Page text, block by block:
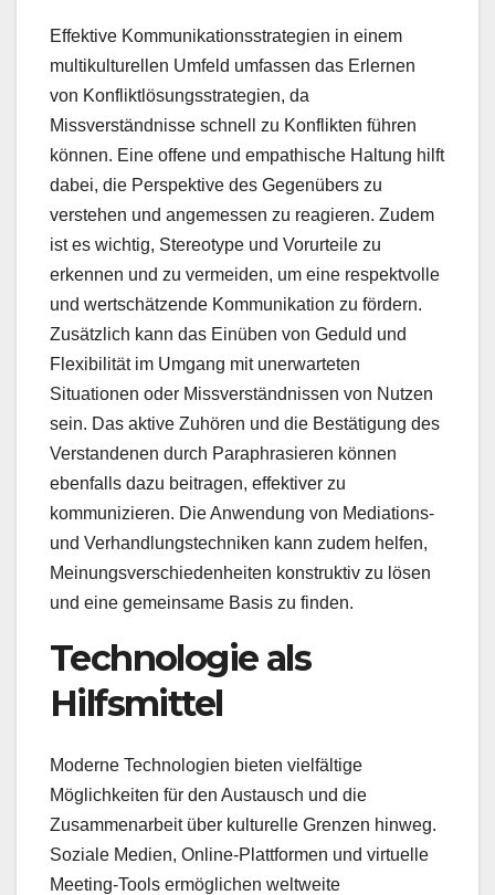
Effektive Kommunikationsstrategien in einem
multikulturellen Umfeld umfassen das Erlernen
von Konfliktlösungsstrategien, da
Missverständnisse schnell zu Konflikten führen
können. Eine offene und empathische Haltung hilft
dabei, die Perspektive des Gegenübers zu
verstehen und angemessen zu reagieren. Zudem
ist es wichtig, Stereotype und Vorurteile zu
erkennen und zu vermeiden, um eine respektvolle
und wertschätzende Kommunikation zu fördern.
Zusätzlich kann das Einüben von Geduld und
Flexibilität im Umgang mit unerwarteten
Situationen oder Missverständnissen von Nutzen
sein. Das aktive Zuhören und die Bestätigung des
Verstandenen durch Paraphrasieren können
ebenfalls dazu beitragen, effektiver zu
kommunizieren. Die Anwendung von Mediations-
und Verhandlungstechniken kann zudem helfen,
Meinungsverschiedenheiten konstruktiv zu lösen
und eine gemeinsame Basis zu finden.
Technologie als
Hilfsmittel
Moderne Technologien bieten vielfältige
Möglichkeiten für den Austausch und die
Zusammenarbeit über kulturelle Grenzen hinweg.
Soziale Medien, Online-Plattformen und virtuelle
Meeting-Tools ermöglichen weltweite